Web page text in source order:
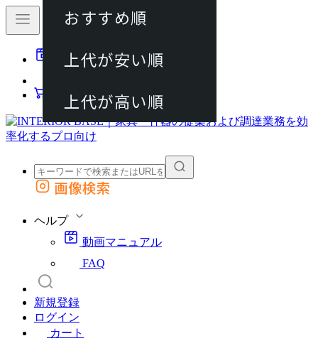
動画マニュアル
カート
外部サイトの商品をカートに追加
画像検索
ヘルプ
動画マニュアル
FAQ
新規登録
ログイン
カート
おすすめ順
上代が安い順
上代が高い順